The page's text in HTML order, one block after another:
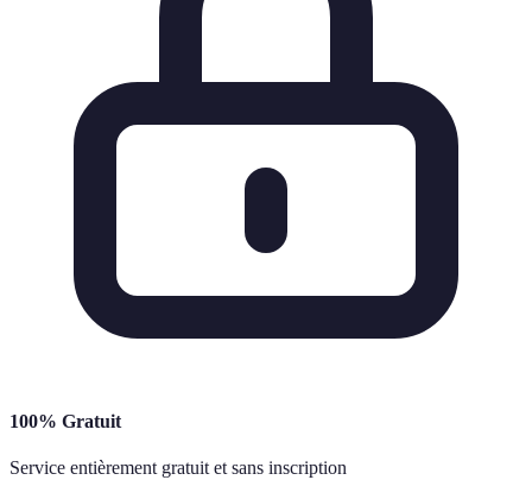
100% Gratuit
Service entièrement gratuit et sans inscription